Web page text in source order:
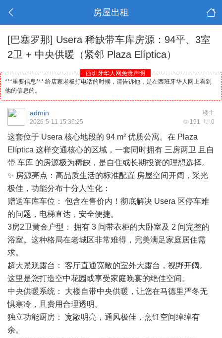
房屋出租
[巴塞罗那] Usera 稀缺带车库房源：94平、3室
2卫 + 中央供暖（紧邻 Plaza Elíptica）
西班牙华人网免责声明
***重要信息*** 给店家老板打电话的时候，请告诉他，是在西班牙华人网上看到
他的信息的。
楼主
admin
191 0
2026-5-11 15:39:25
这套位于 Usera 核心地段的 94 m² 优质公寓。在 Plaza
Elíptica 这样交通核心的区域，一套同时拥有 三房两卫 且自
带 车库 的房源极为稀缺，是自住或长期投资的理想选择。
✨ 房源亮点：高品质生活的标准配置 房屋空间开阔，采光
极佳，功能分布十分人性化：
赠送车库车位： 包含在售价内！彻底解决 Usera 区停车难
的问题，电梯直达，安全便捷。
3房2卫黄金户型： 拥有 3 间带衣柜的大卧室及 2 间完整的
浴室。这种格局在老城区非常难得，完美满足家庭居住需
求。
超大景观露台： 客厅直通宽敞的室外大露台，视野开阔。
这里是您打造空中花园或享受家庭晚宴的绝佳空间。
中央供暖系统： 大楼自带中央供暖，让您在马德里严冬无
惧寒冷，且费用合理透明。
独立功能厨房： 宽敞明亮，通风极佳，烹饪空间绰绰有
余。